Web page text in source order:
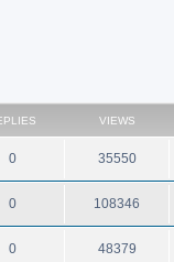
VIEWS
0 35550
0 108346
0 48379